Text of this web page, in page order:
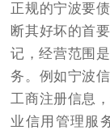
正规的宁波要
断其好坏的首
记，经营范围
务。例如宁波
工商注册信息
业信用管理服